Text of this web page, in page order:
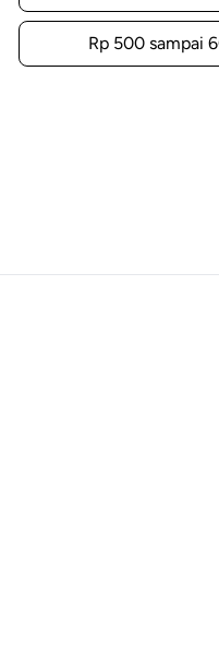
Rp 500 sampai